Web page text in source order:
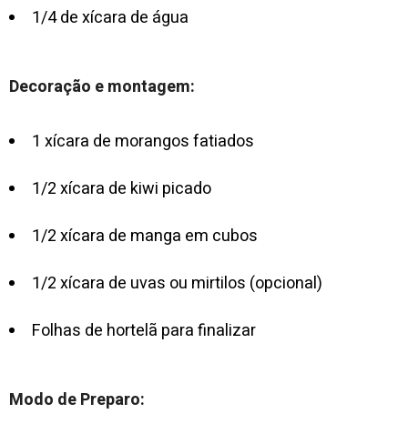
1/4 de xícara de água
Decoração e montagem:
1 xícara de morangos fatiados
1/2 xícara de kiwi picado
1/2 xícara de manga em cubos
1/2 xícara de uvas ou mirtilos (opcional)
Folhas de hortelã para finalizar
Modo de Preparo: